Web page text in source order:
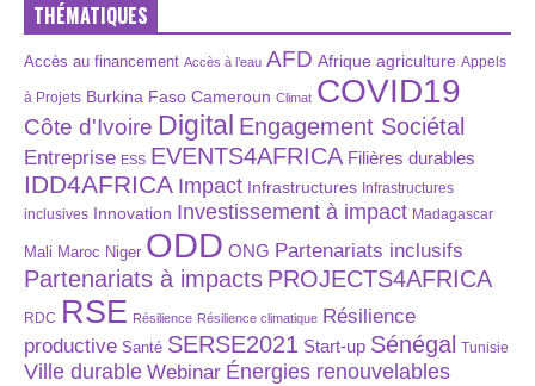
THÉMATIQUES
Accès au financement Accès à l’eau AFD Afrique agriculture Appels
à Projets Burkina Faso Cameroun Climat COVID19
Côte d'Ivoire Digital Engagement Sociétal
Entreprise ESS EVENTS4AFRICA Filières durables
IDD4AFRICA Impact Infrastructures Infrastructures
inclusives Innovation Investissement à impact Madagascar
Mali Maroc Niger ODD ONG Partenariats inclusifs
Partenariats à impacts PROJECTS4AFRICA
RDC RSE Résilience Résilience climatique Résilience
productive Santé SERSE2021 Start-up Sénégal Tunisie
Ville durable Webinar Énergies renouvelables